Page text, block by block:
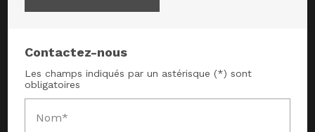
Contactez-nous
Les champs indiqués par un astérisque (*) sont
obligatoires
Nom*